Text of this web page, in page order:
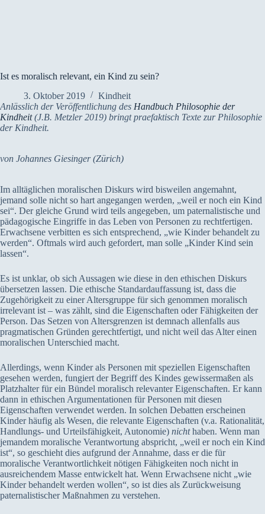
Ist es moralisch relevant, ein Kind zu sein?
3. Oktober 2019
Kindheit
Anlässlich der Veröffentlichung des Handbuch Philosophie der
Kindheit(J.B. Metzler 2019) bringt praefaktisch Texte zur Philosophie
der Kindheit.
von Johannes Giesinger (Zürich)
Im alltäglichen moralischen Diskurs wird bisweilen angemahnt,
jemand solle nicht so hart angegangen werden, „weil er noch ein Kind
sei“. Der gleiche Grund wird teils angegeben, um paternalistische und
pädagogische Eingriffe in das Leben von Personen zu rechtfertigen.
Erwachsene verbitten es sich entsprechend, „wie Kinder behandelt zu
werden“. Oftmals wird auch gefordert, man solle „Kinder Kind sein
lassen“.
Es ist unklar, ob sich Aussagen wie diese in den ethischen Diskurs
übersetzen lassen. Die ethische Standardauffassung ist, dass die
Zugehörigkeit zu einer Altersgruppe für sich genommen moralisch
irrelevant ist – was zählt, sind die Eigenschaften oder Fähigkeiten der
Person. Das Setzen von Altersgrenzen ist demnach allenfalls aus
pragmatischen Gründen gerechtfertigt, und nicht weil das Alter einen
moralischen Unterschied macht.
Allerdings, wenn Kinder als Personen mit speziellen Eigenschaften
gesehen werden, fungiert der Begriff des Kindes gewissermaßen als
Platzhalter für ein Bündel moralisch relevanter Eigenschaften. Er kann
dann in ethischen Argumentationen für Personen mit diesen
Eigenschaften verwendet werden. In solchen Debatten erscheinen
Kinder häufig als Wesen, die relevante Eigenschaften (v.a. Rationalität,
Handlungs- und Urteilsfähigkeit, Autonomie) nichthaben. Wenn man
jemandem moralische Verantwortung abspricht, „weil er noch ein Kind
ist“, so geschieht dies aufgrund der Annahme, dass er die für
moralische Verantwortlichkeit nötigen Fähigkeiten noch nicht in
ausreichendem Masse entwickelt hat. Wenn Erwachsene nicht „wie
Kinder behandelt werden wollen“, so ist dies als Zurückweisung
paternalistischer Maßnahmen zu verstehen.